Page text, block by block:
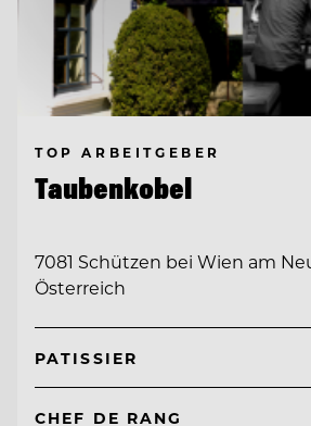
TOP ARBEITGEBER
Taubenkobel
7081 Schützen bei Wien am
Österreich
PATISSIER
CHEF DE RANG